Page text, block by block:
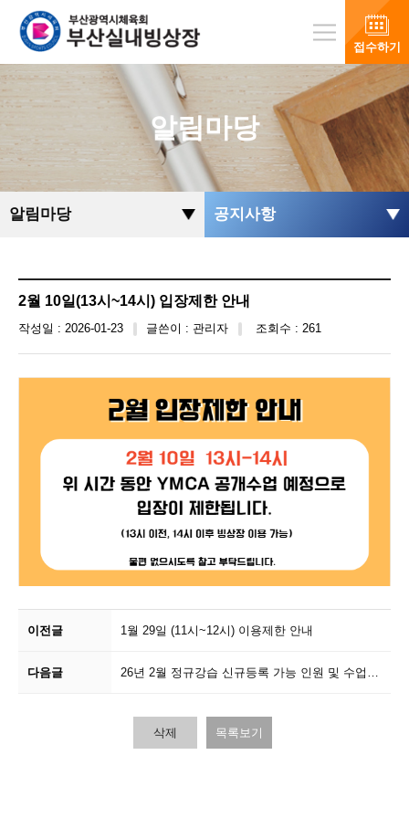
접수하기
알림마당
알림마당 공지사항
2월 10일(13시~14시) 입장제한 안내
작성일 : 2026-01-23 글쓴이 : 관리자 조회수 : 261
이전글 1월 29일 (11시~12시) 이용제한 안내
다음글 26년 2월 정규강습 신규등록 가능 인원 및 수업일...
삭제 목록보기